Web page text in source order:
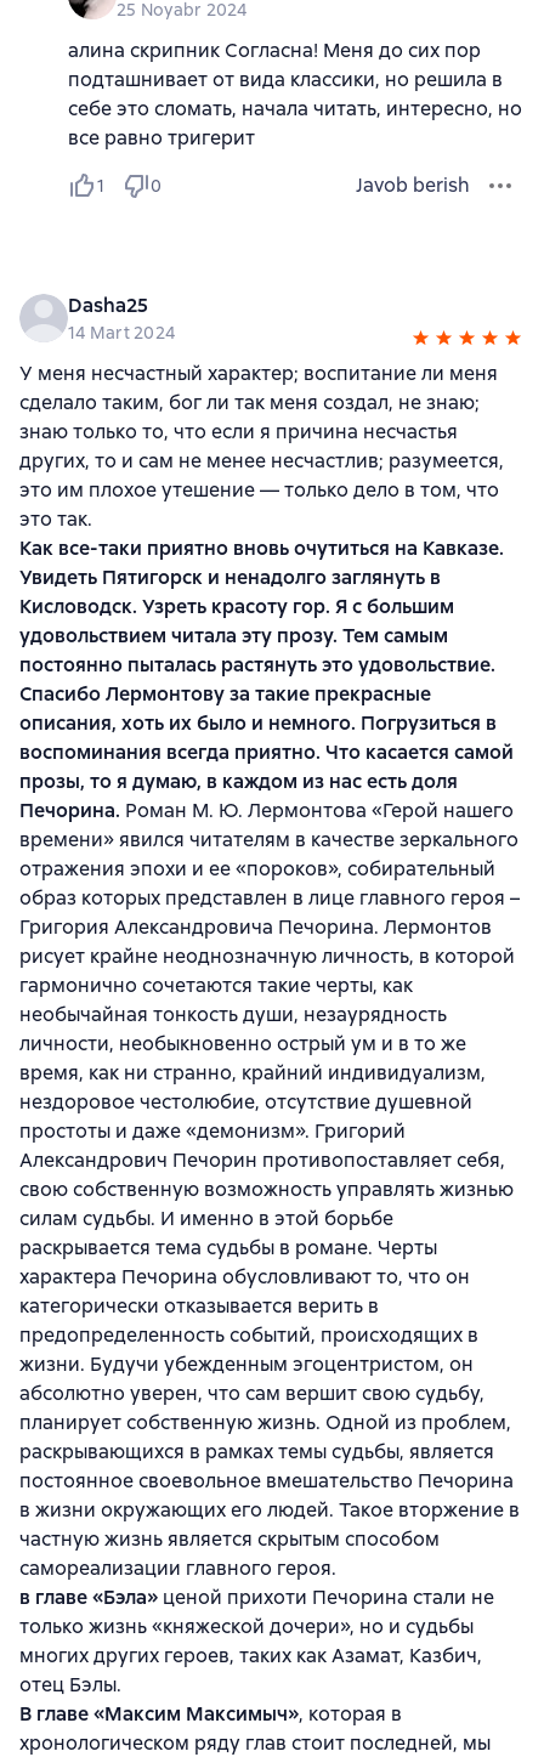
25 Noyabr 2024
алина скрипник Согласна! Меня до сих пор
подташнивает от вида классики, но решила в
себе это сломать, начала читать, интересно, но
все равно тригерит
1 0 Javob berish
Dasha25
14 Mart 2024
У меня несчастный характер; воспитание ли меня
сделало таким, бог ли так меня создал, не знаю;
знаю только то, что если я причина несчастья
других, то и сам не менее несчастлив; разумеется,
это им плохое утешение — только дело в том, что
это так.
Как все-таки приятно вновь очутиться на Кавказе.
Увидеть Пятигорск и ненадолго заглянуть в
Кисловодск. Узреть красоту гор. Я с большим
удовольствием читала эту прозу. Тем самым
постоянно пыталась растянуть это удовольствие.
Спасибо Лермонтову за такие прекрасные
описания, хоть их было и немного. Погрузиться в
воспоминания всегда приятно. Что касается самой
прозы, то я думаю, в каждом из нас есть доля
Печорина. Роман М. Ю. Лермонтова «Герой нашего
времени» явился читателям в качестве зеркального
отражения эпохи и ее «пороков», собирательный
образ которых представлен в лице главного героя –
Григория Александровича Печорина. Лермонтов
рисует крайне неоднозначную личность, в которой
гармонично сочетаются такие черты, как
необычайная тонкость души, незаурядность
личности, необыкновенно острый ум и в то же
время, как ни странно, крайний индивидуализм,
нездоровое честолюбие, отсутствие душевной
простоты и даже «демонизм». Григорий
Александрович Печорин противопоставляет себя,
свою собственную возможность управлять жизнью
силам судьбы. И именно в этой борьбе
раскрывается тема судьбы в романе. Черты
характера Печорина обусловливают то, что он
категорически отказывается верить в
предопределенность событий, происходящих в
жизни. Будучи убежденным эгоцентристом, он
абсолютно уверен, что сам вершит свою судьбу,
планирует собственную жизнь. Одной из проблем,
раскрывающихся в рамках темы судьбы, является
постоянное своевольное вмешательство Печорина
в жизни окружающих его людей. Такое вторжение в
частную жизнь является скрытым способом
самореализации главного героя.
в главе «Бэла» ценой прихоти Печорина стали не
только жизнь «княжеской дочери», но и судьбы
многих других героев, таких как Азамат, Казбич,
отец Бэлы.
В главе «Максим Максимыч», которая в
хронологическом ряду глав стоит последней, мы